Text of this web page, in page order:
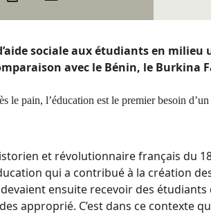
sociale aux étudiants en milieu
avec le Bénin, le Burkina
le pain, l’éducation est le premier besoin
et révolutionnaire français du
qui a contribué à la création
ensuite recevoir des étudiants
approprié. C’est dans ce contexte